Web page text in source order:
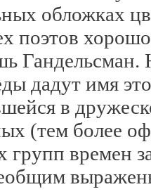
обложках
поэтов
дадут имя
в
(тем более
групп времен